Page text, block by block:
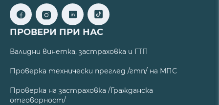
ПРОВЕРИ ПРИ НАС
Валидни винетка, застраховка и ГТП
Проверка технически преглед /гтп/ на МПС
Проверка на застраховка /Гражданска
отговорност/